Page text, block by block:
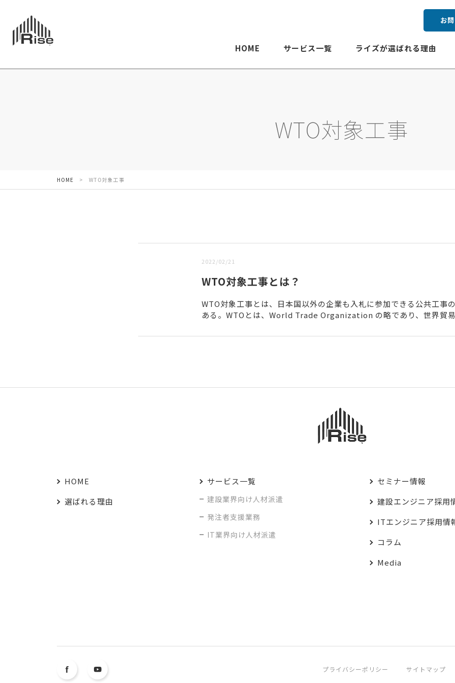
お
HOME サービス一覧 ライズが選ばれる理由
WTO対象工事
HOME > WTO対象工事
2022/02/21
WTO対象工事とは？
WTO対象工事とは、日本国以外の企業も入札に参加できる公共工事
ある。WTOとは、World Trade Organization の略であり、世界貿
HOME
選ばれる理由
サービス一覧
建設業界向け人材派遣
発注者支援業務
IT業界向け人材派遣
セミナー情報
建設エンジニア採用
ITエンジニア採用情
コラム
Media
プライバシーポリシー サイトマップ